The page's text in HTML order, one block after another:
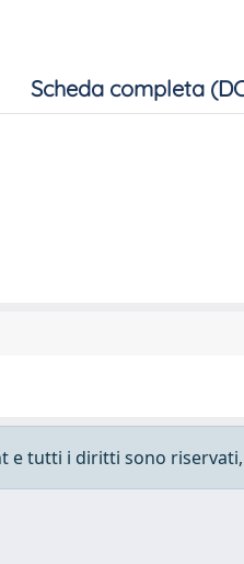
Scheda completa
tutti i diritti sono